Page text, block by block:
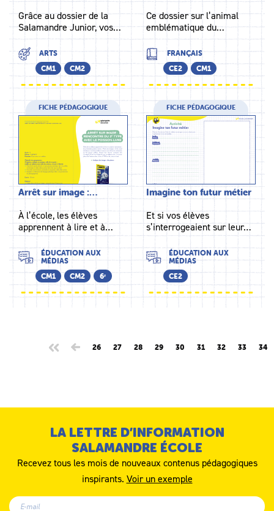
Grâce au dossier de la
Salamandre Junior, vos…
ARTS
CM1
CM2
Ce dossier sur l’animal
emblématique du…
FRANÇAIS
CE2
CM1
FICHE PÉDAGOGIQUE
Arrêt sur image :…
À l’école, les élèves
apprennent à lire et à…
ÉDUCATION AUX
MÉDIAS
CM1
CM2 6ᵉ
FICHE PÉDAGOGIQUE
Imagine ton futur métier
Et si vos élèves
s’interrogeaient sur leur…
ÉDUCATION AUX
MÉDIAS
CE2
26 27 28 29 30 31 32 33 34
LA LETTRE D’INFORMATION
SALAMANDRE ÉCOLE
Recevez tous les mois de nouveaux contenus pédagogiques
inspirants. Voir un exemple